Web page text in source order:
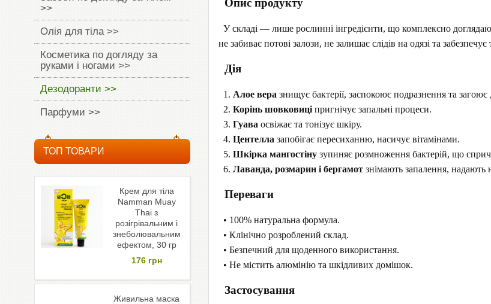
>>
Олія для тіла >>
Косметика по догляду за
руками і ногами >>
Дезодоранти >>
Парфуми >>
ТОП ТОВАРИ
Крем для тіла
Namman Muay
Thai з
розігрівальним і
знеболювальним
ефектом, 30 гр
176 грн
Живильна маска
Опис продукту
У складі — лише рослинні інгредієнти, що комплексно
не забиває потові залози, не залишає слідів на одязі та
Дія
1. Алое вера знищує бактерії, заспокоює подразнення та
2. Корінь шовковиці пригнічує запальні процеси.
3. Гуава освіжає та тонізує шкіру.
4. Центелла запобігає пересиханню, насичує вітамінами.
5. Шкірка мангостіну зупиняє розмноження бактерій, що
6. Лаванда, розмарин і бергамот знімають запалення, надають
Переваги
• 100% натуральна формула.
• Клінічно розроблений склад.
• Безпечний для щоденного використання.
• Не містить алюмінію та шкідливих домішок.
Застосування